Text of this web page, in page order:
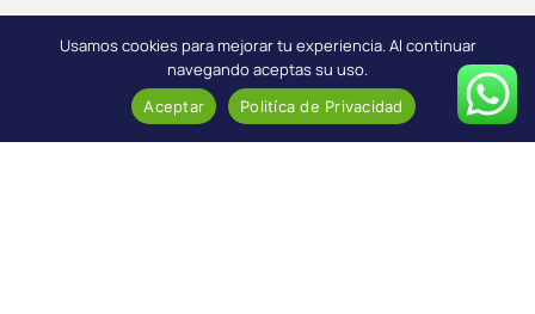
Usamos cookies para mejorar tu experiencia. Al continuar
navegando aceptas su uso.
Aceptar Politíca de Privacidad